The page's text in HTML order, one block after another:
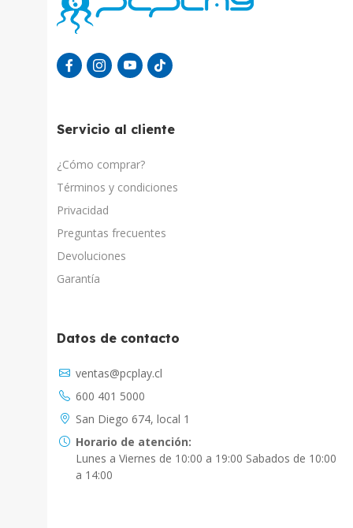
Servicio al cliente
¿Cómo comprar?
Términos y condiciones
Privacidad
Preguntas frecuentes
Devoluciones
Garantía
Datos de contacto
ventas@pcplay.cl
600 401 5000
San Diego 674, local 1
Horario de atención:
Lunes a Viernes de 10:00 a 19:00 Sabados de 10:00
a 14:00
Chat con IA
PcPlay Santiago / Web
Hola soy Freddy, en que puedo ayudarte...
PcPlay Santiago / Tienda